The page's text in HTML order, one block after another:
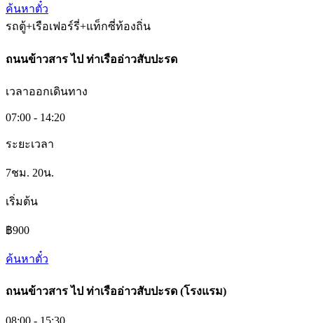
ค้นหาตั๋ว
รถตู้+เรือเฟอร์รี่+แท็กซี่ท้องถิ่น
ถนนข้าวสารไป ท่าเรืออ่าวสับปะรด
เวลาออกเดินทาง
07:00 - 14:20
ระยะเวลา
7ชม. 20น.
เริ่มต้น
฿900
ค้นหาตั๋ว
ถนนข้าวสารไป ท่าเรืออ่าวสับปะรด (โรงแรม)